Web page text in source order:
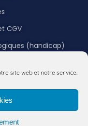
site web et notre service.
CGV
(handicap)